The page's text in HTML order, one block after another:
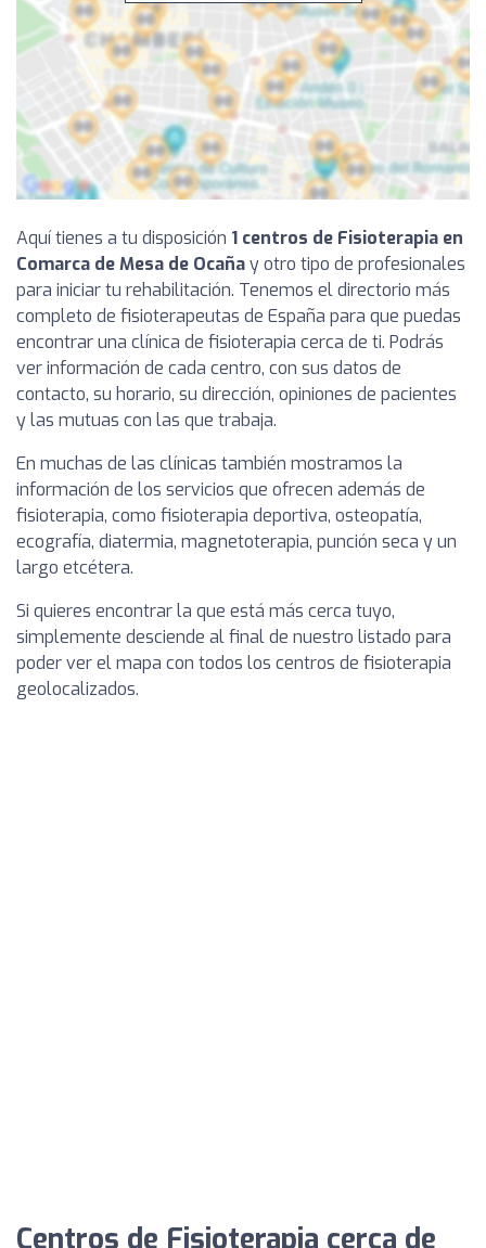
Aquí tienes a tu disposición 1 centros de Fisioterapia en
Comarca de Mesa de Ocañay otro tipo de profesionales
para iniciar tu rehabilitación. Tenemos el directorio más
completo de fisioterapeutas de España para que puedas
encontrar una clínica de fisioterapia cerca de ti. Podrás
ver información de cada centro, con sus datos de
contacto, su horario, su dirección, opiniones de pacientes
y las mutuas con las que trabaja.
En muchas de las clínicas también mostramos la
información de los servicios que ofrecen además de
fisioterapia, como fisioterapia deportiva, osteopatía,
ecografía, diatermia, magnetoterapia, punción seca y un
largo etcétera.
Si quieres encontrar la que está más cerca tuyo,
simplemente desciende al final de nuestro listado para
poder ver el mapa con todos los centros de fisioterapia
geolocalizados.
Centros de Fisioterapia cerca de